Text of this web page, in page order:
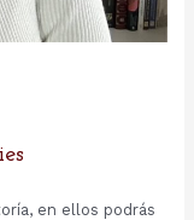
en ellos podrás